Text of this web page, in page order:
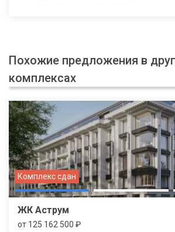
Похожие предложения в
комплексах
Комплекс сдан
ЖК Аструм
от 125 162 500 ₽